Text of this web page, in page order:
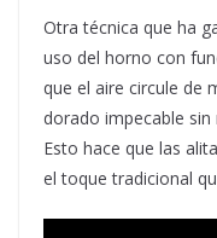
Otra técnica que ha
uso del horno con
que el aire circule de
dorado impecable
Esto hace que las
el toque tradicional